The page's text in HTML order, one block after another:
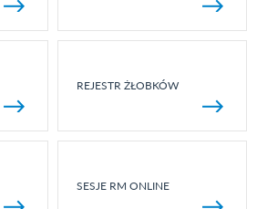
REJESTR ŻŁOBKÓW
SESJE RM ONLINE